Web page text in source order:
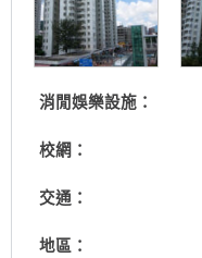
消閒娛樂設施：
校網：
交通：
地區：